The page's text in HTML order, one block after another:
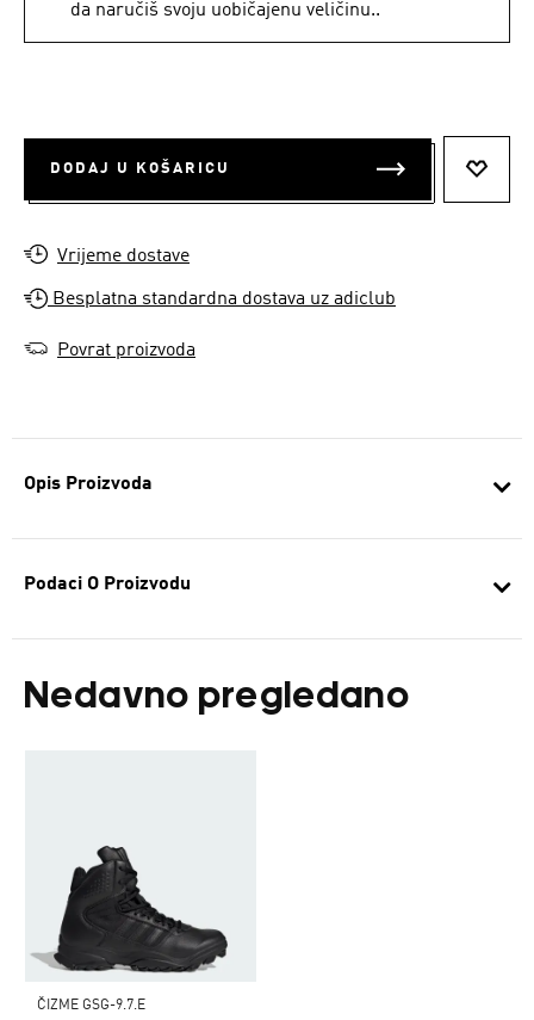
Opis Proizvoda
Podaci O Proizvodu
Nedavno pregledano
ČIZME GSG-9.7.E
da naručiš svoju uobičajenu veličinu..
DODAJ U KOŠARICU
Vrijeme dostave
Besplatna standardna dostava uz adiclub
Povrat proizvoda